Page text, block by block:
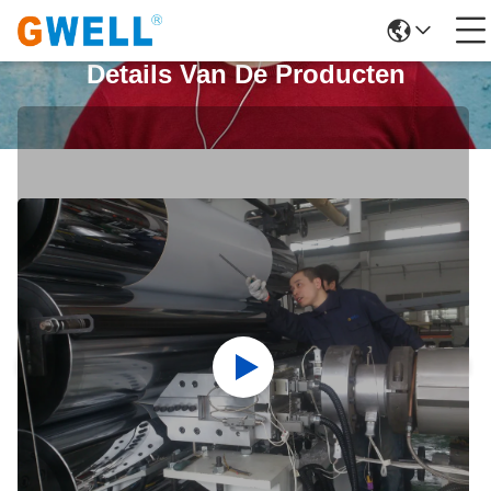
Details Van De Producten